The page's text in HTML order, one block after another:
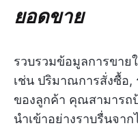
ยอดขาย
รวบรวมข้อมูลการขา
เช่น ปริมาณการสั่งซื้อ,
ของลูกค้า คุณสามารถ
นำเข้าอย่างราบรื่นจา